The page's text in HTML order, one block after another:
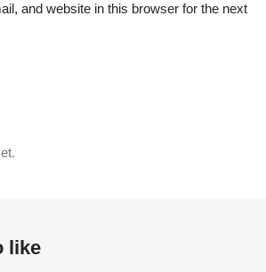
and website in this browser for the next
like